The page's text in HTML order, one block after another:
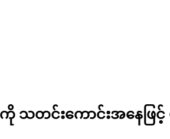
သတင်းကောင်းအနေဖြင့်